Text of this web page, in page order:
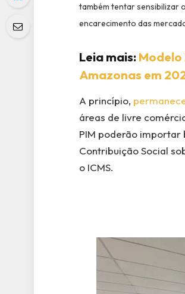
também tentar sensibilizar
encarecimento das
Leia mais:Modelo
Amazonas em
A princípio,
áreas de livre
PIM poderão importar
Contribuição Social
o ICMS.